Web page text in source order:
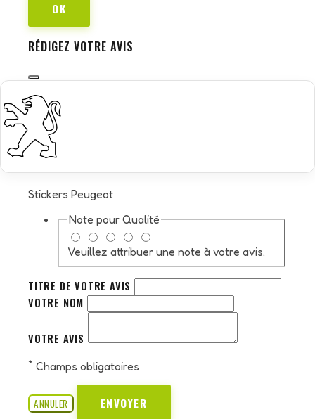
OK
RÉDIGEZ VOTRE AVIS
Stickers Peugeot
Note pour Qualité
Veuillez attribuer une note à votre avis.
TITRE DE VOTRE AVIS
VOTRE NOM
VOTRE AVIS
* Champs obligatoires
ANNULER ENVOYER